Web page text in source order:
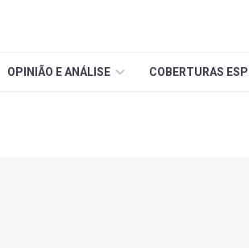
OPINIÃO E ANÁLISE COBERTURAS